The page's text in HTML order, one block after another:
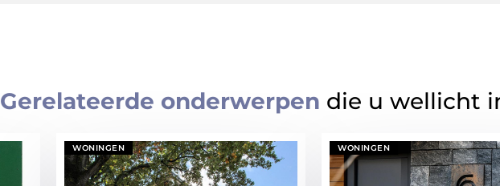
Gerelateerde onderwerpen die u wellicht
WONINGEN WONINGEN